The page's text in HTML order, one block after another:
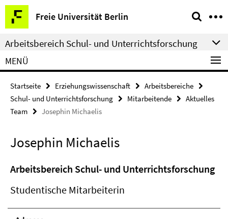
Springe
direkt
zu
Inhalt
Freie Universität Berlin
Service-
Navigation
Arbeitsbereich Schul- und Unterrichtsforschung
MENÜ
Startseite Erziehungswissenschaft
Arbeitsbereiche
Schul- und Unterrichtsforschung
Mitarbeitende
Aktuelles
Team
Josephin Michaelis
Josephin Michaelis
Arbeitsbereich Schul- und Unterrichtsforschung
Studentische Mitarbeiterin